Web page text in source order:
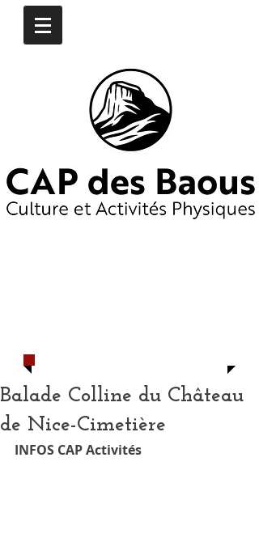
Balade Colline du Château
de Nice-Cimetière
INFOS CAP Activités